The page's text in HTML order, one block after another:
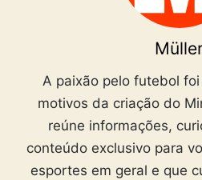
A paixão pelo futebol
motivos da criação do
reúne informações,
conteúdo exclusivo para
esportes em geral e que